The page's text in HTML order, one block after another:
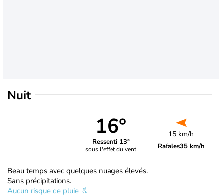
Nuit
16°
Ressenti 13°
sous l'effet du vent
15 km/h
Rafales35 km/h
Beau temps avec quelques nuages élevés.
Sans précipitations.
Aucun risque de pluie